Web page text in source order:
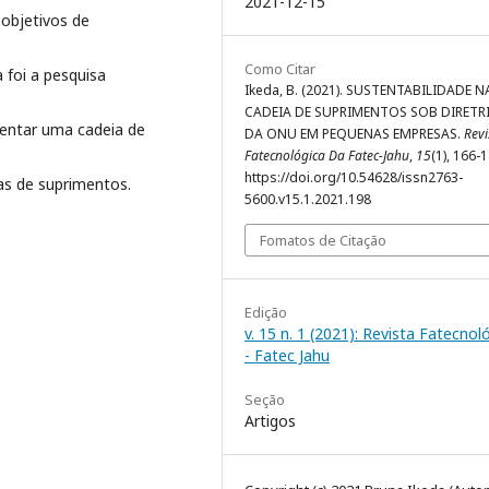
de
a pesquisa
uma cadeia de
de suprimentos.
Como Citar
Ikeda, B. (2021). SUSTENTABILIDADE
CADEIA DE SUPRIMENTOS SOB
DA ONU EM PEQUENAS EMPRESAS.
Fatecnológica Da Fatec-Jahu, 15(1), 166-
https://doi.org/10.54628/issn2763-
5600.v15.1.2021.198
Fomatos de Citação
Edição
v. 15 n. 1 (2021): Revista
- Fatec Jahu
Seção
Artigos